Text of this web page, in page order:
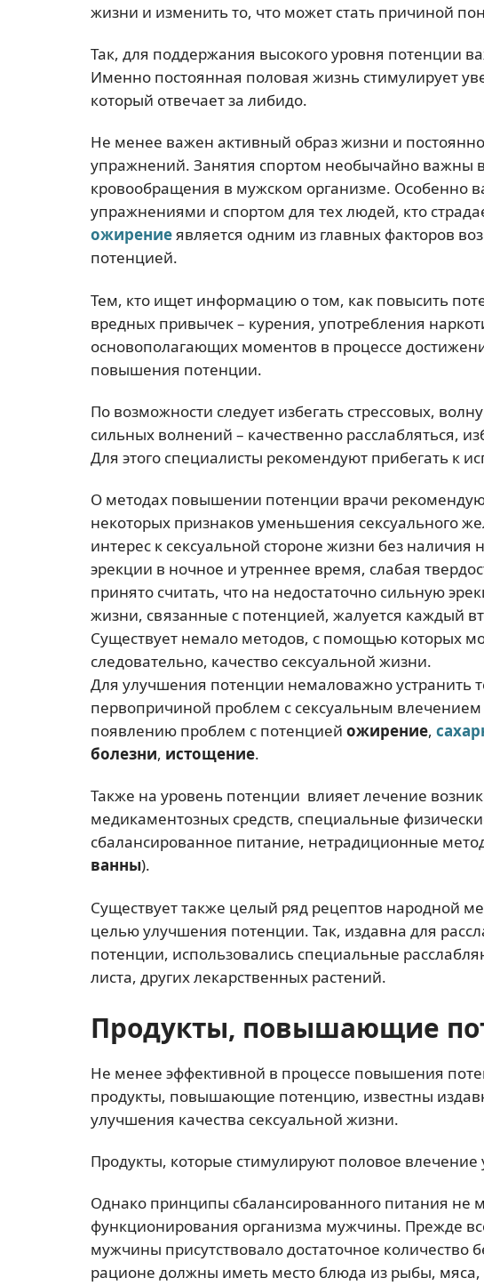
жизни и изменить то, что может стать причиной
Так, для поддержания высокого уровня потенции
Именно постоянная половая жизнь стимулирует
который отвечает за либидо.
Не менее важен активный образ жизни и
упражнений. Занятия спортом необычайно важны
кровообращения в мужском организме. Особенно
упражнениями и спортом для тех людей, кто
ожирениеявляется одним из главных факторов
потенцией.
Тем, кто ищет информацию о том, как повысить
вредных привычек – курения, употребления
основополагающих моментов в процессе
повышения потенции.
По возможности следует избегать стрессовых,
сильных волнений – качественно расслабляться,
Для этого специалисты рекомендуют прибегать к
О методах повышении потенции врачи
некоторых признаков уменьшения сексуального
интерес к сексуальной стороне жизни без
эрекции в ночное и утреннее время, слабая
принято считать, что на недостаточно сильную
жизни, связанные с потенцией, жалуется каждый
Существует немало методов, с помощью которых
следовательно, качество сексуальной жизни.
Для улучшения потенции немаловажно устранить
первопричиной проблем с сексуальным
появлению проблем с потенцией ожирение,
болезни, истощение.
Также на уровень потенции влияет лечение
медикаментозных средств, специальные
сбалансированное питание, нетрадиционные
ванны).
Существует также целый ряд рецептов народной
целью улучшения потенции. Так, издавна для
потенции, использовались специальные
листа, других лекарственных растений.
Продукты, повышающие
Не менее эффективной в процессе повышения
продукты, повышающие потенцию, известны
улучшения качества сексуальной жизни.
Продукты, которые стимулируют половое
Однако принципы сбалансированного питания не
функционирования организма мужчины. Прежде
мужчины присутствовало достаточное
рационе должны иметь место блюда из рыбы, мяса,